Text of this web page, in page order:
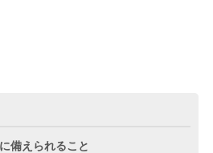
備えられること